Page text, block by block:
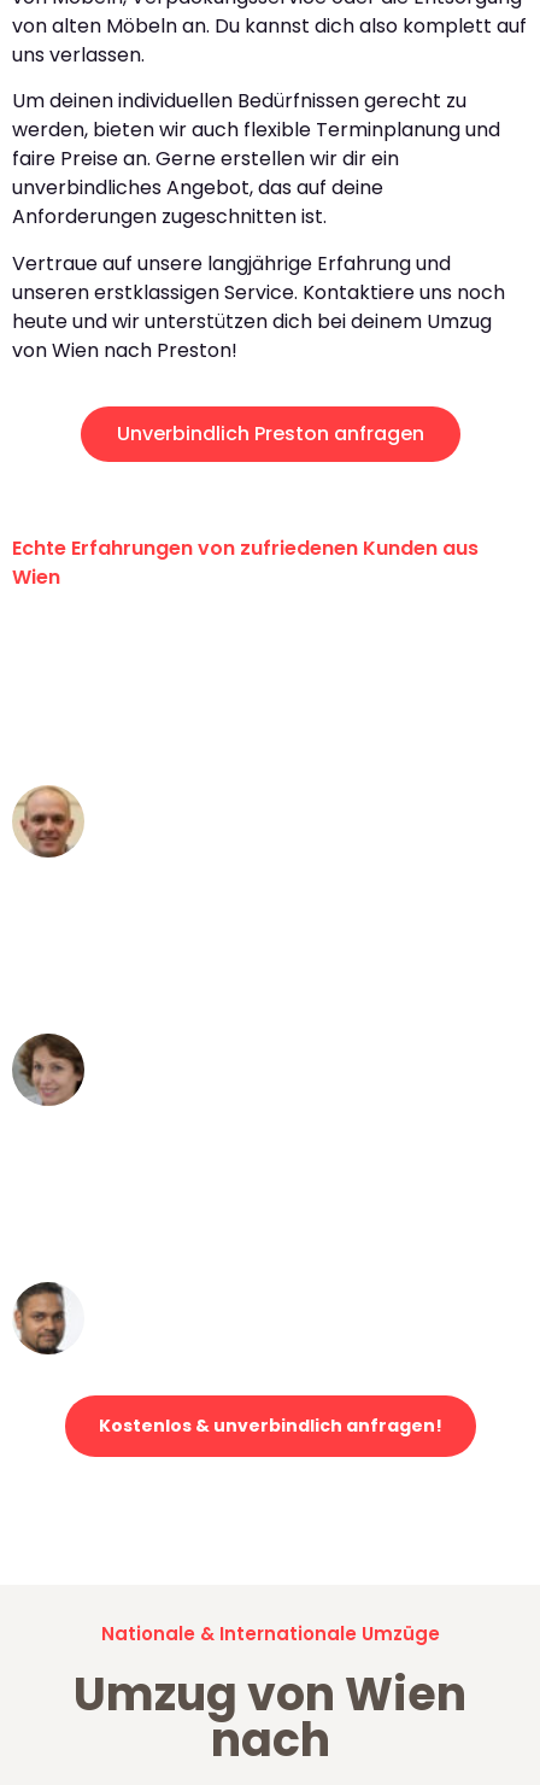
von alten Möbeln an. Du kannst dich also komplett auf
uns verlassen.
Um deinen individuellen Bedürfnissen gerecht zu
werden, bieten wir auch flexible Terminplanung und
faire Preise an. Gerne erstellen wir dir ein
unverbindliches Angebot, das auf deine
Anforderungen zugeschnitten ist.
Vertraue auf unsere langjährige Erfahrung und
unseren erstklassigen Service. Kontaktiere uns noch
heute und wir unterstützen dich bei deinem Umzug
von Wien nach Preston!
Unverbindlich Preston anfragen
Echte Erfahrungen von zufriedenen Kunden aus
Wien
Kostenlos & unverbindlich anfragen!
Nationale & Internationale Umzüge
Umzug von Wien
nach